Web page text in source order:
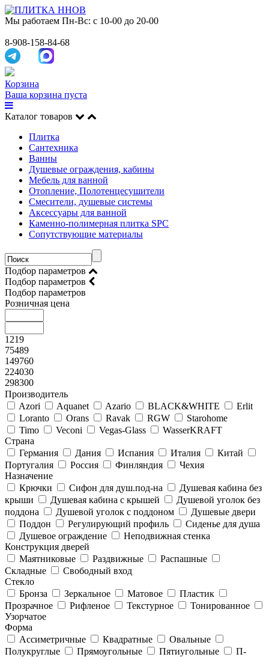
Мы работаем Пн-Вс: с 10-00 до 20-00
8-908-158-84-68
Корзина
Ваша корзина пуста
Каталог товаров
Плитка
Сантехника
Ванны
Душевые ограждения, кабины
Мебель для ванной
Отопление, Полотенцесушители
Смесители, душевые системы
Аксессуары для ванной
Каменно-полимерная плитка SPC
Сопутствующие материалы
Подбор параметров
Подбор параметров
Подбор параметров
Розничная цена
1219
75489
149760
224030
298300
Производитель
Azori
Aquanet Azario BLACK&WHITE
Erlit
Loranto
Orans Ravak RGW
Starohome
Timo
Veconi Vegas-Glass
WasserKRAFT
Страна
Германия
Дания Испания Италия
Китай
Португалия
Россия Финляндия
Чехия
Назначение
Крючки
Сифон для душ.под-на
Душевая кабина без
крыши
Душевая кабина с крышей
Душевой уголок без
поддона
Душевой уголок с поддоном
Душевые двери
Поддон
Регулирующий профиль
Сиденье для душа
Душевое ограждение
Неподвижная стенка
Конструкция дверей
Маятниковые
Раздвижные
Распашные
Складные
Свободный вход
Стекло
Бронза
Зеркальное Матовое
Пластик
Прозрачное
Рифленое Текстурное
Тонированное
Узорчатое
Форма
Ассиметричные
Квадратные
Овальные
Полукруглые
Прямоугольные Пятиугольные
П-